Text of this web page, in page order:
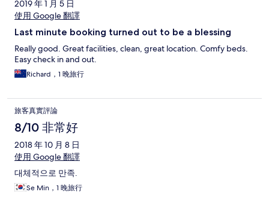
2019 年 1 月 5 日
使用 Google 翻譯
Last minute booking turned out to be a blessing
Really good. Great facilities, clean, great location. Comfy beds.
Easy check in and out.
Richard，1 晚旅行
旅客真實評論
8/10 非常好
2018 年 10 月 8 日
使用 Google 翻譯
대체적으로 만족.
Se Min，1 晚旅行